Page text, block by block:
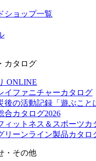
ショップ一覧
カタログ
ONLINE
イファニチャーカタログ
後の活動記録「遊ぶこと
合カタログ2026
ィットネス＆スポーツカ
リーンライン製品カタロ
・その他